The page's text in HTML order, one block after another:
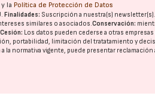
y la Política de Protección de Datos
Finalidades: Suscripción a nuestra(s)
similares o asociados.Conservación:
Cesión: Los datos pueden cederse a otras
portabilidad, limitación del tratatamiento y
la normativa vigente, puede presentar reclamación